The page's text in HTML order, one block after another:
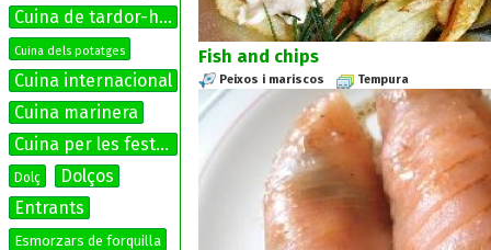
Cuina de tardor-hivern
Cuina dels potatges
Cuina internacional
Cuina marinera
Cuina per les festes
Dolç
Dolços
Entrants
Esmorzars de forquilla
Fish and chips
Peixos i mariscos Tempura